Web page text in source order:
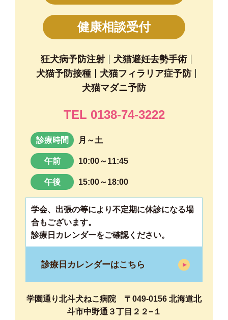
健康相談受付
狂犬病予防注射
犬猫避妊去勢手術
犬猫予防接種
犬猫フィラリア症予防
犬猫マダニ予防
TEL 0138-74-3222
診療時間 月～土
午前 10:00～11:45
午後 15:00～18:00
学会、出張の等により不定期に休診になる場
合もございます。
診療日カレンダーをご確認ください。
診療日カレンダーはこちら
学園通り北斗犬ねこ病院 〒049-0156 北海道北
斗市中野通３丁目２２−１